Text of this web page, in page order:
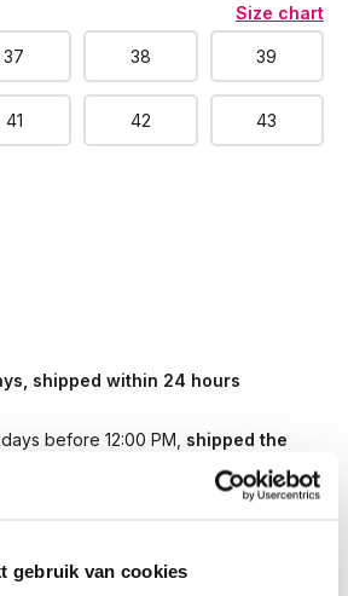
gebruik van cookies
Size chart
37 38 39
41 42 43
shipped within 24 hours
before 12:00 PM, shipped the